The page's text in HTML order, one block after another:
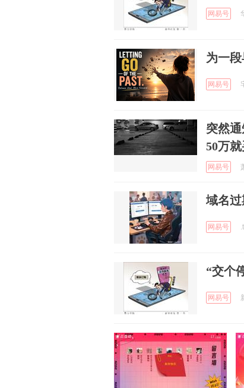
网易号
为一
网易号
突然
50万
网易号
域名
网易号
“交个
网易号